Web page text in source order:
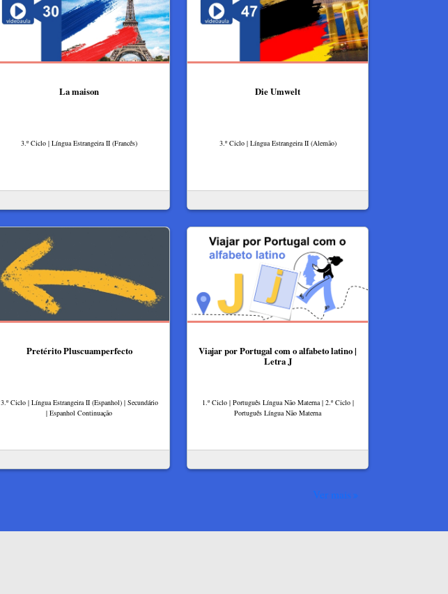
La maison
3.º Ciclo | Língua Estrangeira II (Francês)
Die Umwelt
3.º Ciclo | Língua Estrangeira II (Alemão)
Pretérito Pluscuamperfecto
3.º Ciclo | Língua Estrangeira II (Espanhol) | Secundário
| Espanhol Continuação
Viajar por Portugal com o alfabeto latino |
Letra J
1.º Ciclo | Português Língua Não Materna | 2.º Ciclo |
Português Língua Não Materna
Ver mais